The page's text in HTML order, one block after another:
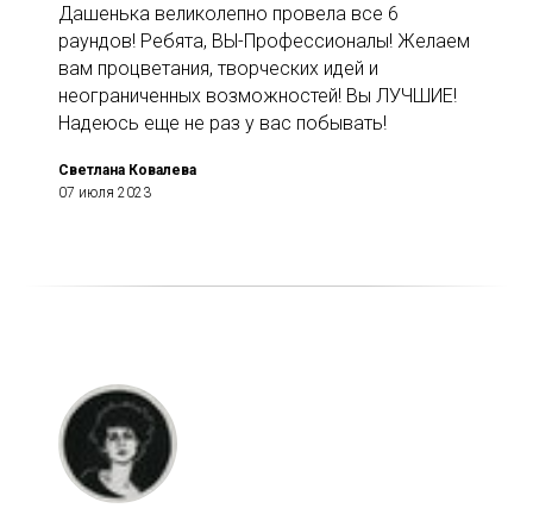
Дашенька великолепно провела все 6
раундов! Ребята, ВЫ-Профессионалы! Желаем
вам процветания, творческих идей и
неограниченных возможностей! Вы ЛУЧШИЕ!
Надеюсь еще не раз у вас побывать!
Светлана Ковалева
07 июля 2023